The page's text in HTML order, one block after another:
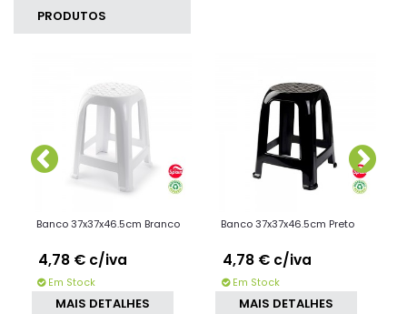
PRODUTOS
Banco 37x37x46.5cm Branco
4,78 € c/iva
Em Stock
MAIS DETALHES
Banco 37x37x46.5cm Preto
4,78 € c/iva
Em Stock
MAIS DETALHES